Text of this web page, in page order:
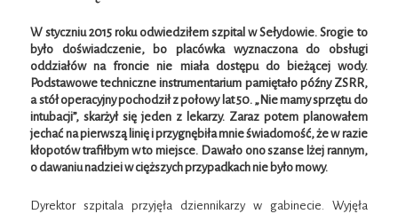
W styczniu 2015 roku odwiedziłem szpital w Sełydowie. Srogie to
było doświadczenie, bo placówka wyznaczona do obsługi
oddziałów na froncie nie miała dostępu do bieżącej wody.
Podstawowe techniczne instrumentarium pamiętało późny ZSRR,
a stół operacyjny pochodził z połowy lat 50. „Nie mamy sprzętu do
intubacji”, skarżył się jeden z lekarzy. Zaraz potem planowałem
jechać na pierwszą linię i przygnębiła mnie świadomość, że w razie
kłopotów trafiłbym w to miejsce. Dawało ono szanse lżej rannym,
o dawaniu nadziei w cięższych przypadkach nie było mowy.
Dyrektor szpitala przyjęła dziennikarzy w gabinecie. Wyjęła